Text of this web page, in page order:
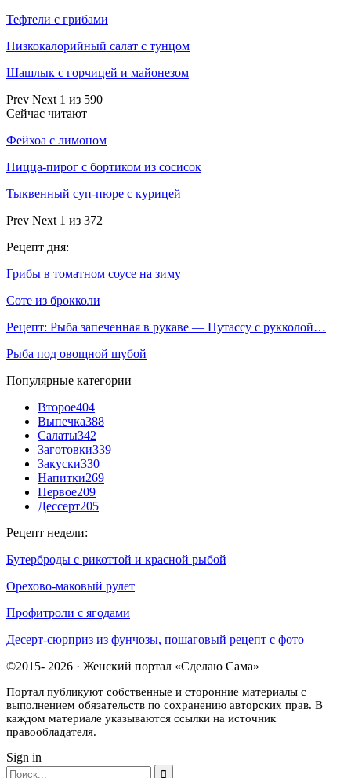
Тефтели с грибами
Низкокалорийный салат с тунцом
Шашлык с горчицей и майонезом
Prev Next 1 из 590
Сейчас читают
Фейхоа с лимоном
Пицца-пирог с бортиком из сосисок
Тыквенный суп-пюре с курицей
Prev Next 1 из 372
Рецепт дня:
Грибы в томатном соусе на зиму
Соте из брокколи
Рецепт: Рыба запеченная в рукаве — Путассу с рукколой…
Рыба под овощной шубой
Популярные категории
Второе404
Выпечка388
Салаты342
Заготовки339
Закуски330
Напитки269
Первое209
Дессерт205
Рецепт недели:
Бутерброды с рикоттой и красной рыбой
Орехово-маковый рулет
Профитроли с ягодами
Десерт-сюрприз из фунчозы, пошаговый рецепт с фото
©2015- 2026 · Женский портал «Сделаю Сама»
Портал публикуют собственные и сторонние материалы с
выполнением обязательств по сохранению авторских прав. В
каждом материале указываются ссылки на источник
правообладателя.
Sign in